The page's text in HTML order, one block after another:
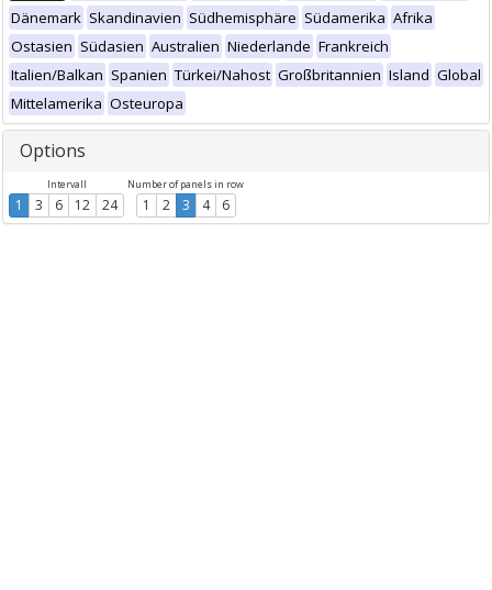
Dänemark Skandinavien Südhemisphäre Südamerika Afrika
Ostasien Südasien Australien Niederlande Frankreich
Italien/Balkan Spanien Türkei/Nahost Großbritannien Island Global
Mittelamerika Osteuropa
Options
Intervall
1 3 6 12 24
Number of panels in row
1 2 3 4 6